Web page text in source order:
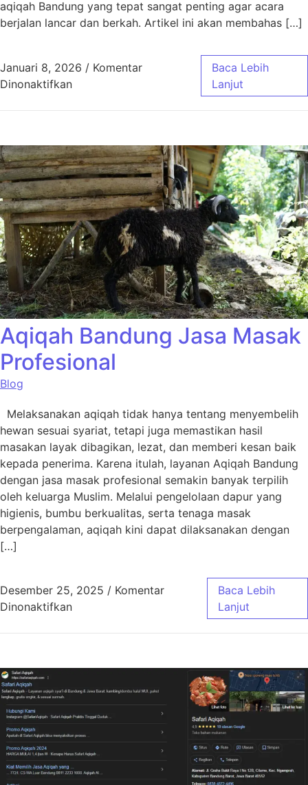
aqiqah Bandung yang tepat sangat penting agar acara
berjalan lancar dan berkah. Artikel ini akan membahas […]
Januari 8, 2026 / Komentar
Dinonaktifkanpada Aqiqah Bandung Paket Murah Jawa
Baca Lebih
Lanjut
Aqiqah Bandung Jasa Masak
Profesional
Blog
Melaksanakan aqiqah tidak hanya tentang menyembelih
hewan sesuai syariat, tetapi juga memastikan hasil
masakan layak dibagikan, lezat, dan memberi kesan baik
kepada penerima. Karena itulah, layanan Aqiqah Bandung
dengan jasa masak profesional semakin banyak terpilih
oleh keluarga Muslim. Melalui pengelolaan dapur yang
higienis, bumbu berkualitas, serta tenaga masak
berpengalaman, aqiqah kini dapat dilaksanakan dengan
[…]
Desember 25, 2025 / Komentar
Dinonaktifkanpada Aqiqah Bandung Jasa Masak
Baca Lebih
Lanjut